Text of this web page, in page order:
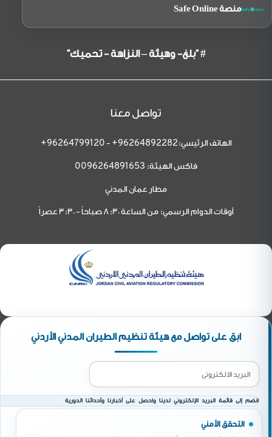
منصة Safe Online
# "بلغ- وهيئة – النزاهة - تحميك"
تواصل معنا
الهاتف الرئيسي: 96264892282+
-
96264799120+
فاكس الهيئة: 0096264891653
مطار عمان المدني
أوقات الدوام الرسمي: من الساعة 8:30 صباحاً - 3:30 عصراً
ابق على تواصل مع هيئة تنظيم الطيران المدني الأردني
انضم إلى قائمة البريد الإلكتروني لدينا واحصل على أخبارنا وأحداثنا الدورية
التحقق الأمني